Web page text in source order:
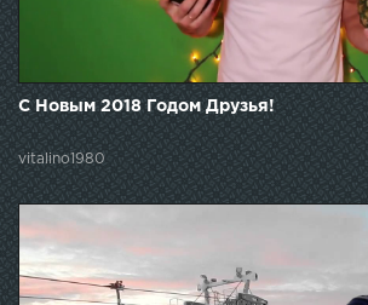
С Новым 2018 Годом Друзья!
vitalino1980